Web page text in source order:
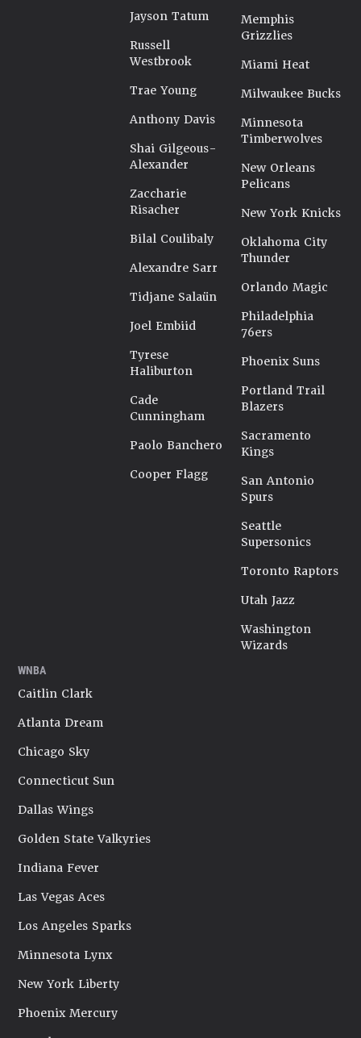
Jayson Tatum
Russell
Westbrook
Trae Young
Anthony Davis
Shai Gilgeous-
Alexander
Zaccharie
Risacher
Bilal Coulibaly
Alexandre Sarr
Tidjane Salaün
Joel Embiid
Tyrese
Haliburton
Cade
Cunningham
Paolo Banchero
Cooper Flagg
Memphis
Grizzlies
Miami Heat
Milwaukee Bucks
Minnesota
Timberwolves
New Orleans
Pelicans
New York Knicks
Oklahoma City
Thunder
Orlando Magic
Philadelphia
76ers
Phoenix Suns
Portland Trail
Blazers
Sacramento
Kings
San Antonio
Spurs
Seattle
Supersonics
Toronto Raptors
Utah Jazz
Washington
Wizards
WNBA
Caitlin Clark
Atlanta Dream
Chicago Sky
Connecticut Sun
Dallas Wings
Golden State Valkyries
Indiana Fever
Las Vegas Aces
Los Angeles Sparks
Minnesota Lynx
New York Liberty
Phoenix Mercury